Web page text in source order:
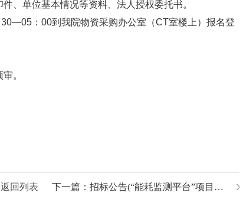
、单位基本情况等资料、法人授权委托书。
：00到我院物资采购办公室（CT室楼上）报名登
。
返回列表 招标公告(“能耗监测平台”项目专业监理公司)
下一篇：